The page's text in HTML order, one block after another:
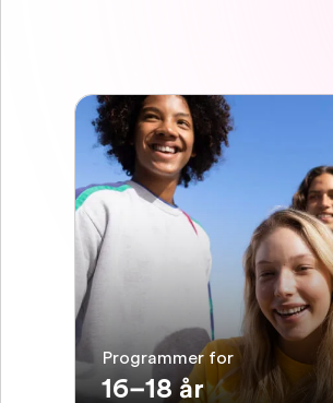
Programmer for
16–18 år